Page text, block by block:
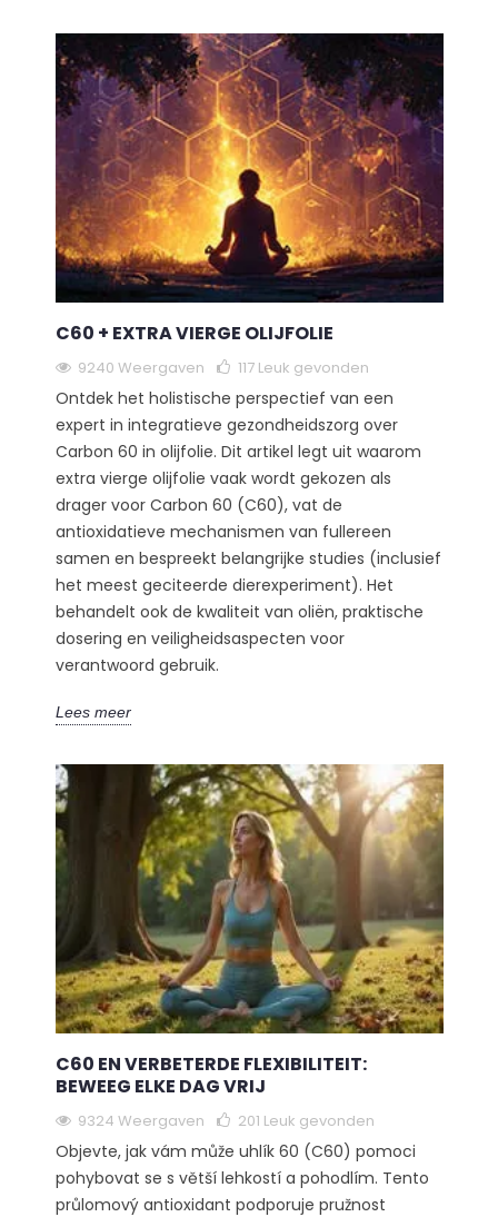
C60 + EXTRA VIERGE OLIJFOLIE
9240 Weergaven 117 Leuk gevonden
Ontdek het holistische perspectief van een
expert in integratieve gezondheidszorg over
Carbon 60 in olijfolie. Dit artikel legt uit waarom
extra vierge olijfolie vaak wordt gekozen als
drager voor Carbon 60 (C60), vat de
antioxidatieve mechanismen van fullereen
samen en bespreekt belangrijke studies (inclusief
het meest geciteerde dierexperiment). Het
behandelt ook de kwaliteit van oliën, praktische
dosering en veiligheidsaspecten voor
verantwoord gebruik.
Lees meer
C60 EN VERBETERDE FLEXIBILITEIT:
BEWEEG ELKE DAG VRIJ
9324 Weergaven 201 Leuk gevonden
Objevte, jak vám může uhlík 60 (C60) pomoci
pohybovat se s větší lehkostí a pohodlím. Tento
průlomový antioxidant podporuje pružnost